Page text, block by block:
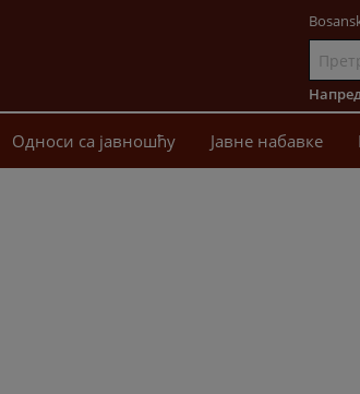
садржај
Односи сa јавношћу Јавне набавке